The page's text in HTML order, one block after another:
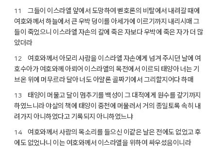
11 그들이 이스라엘 앞에서 도망하여 벧호론의 비탈에서 내려갈 때에
여호와께서 하늘에서 큰 우박 덩이를 아세가에 이르기까지 내리시매 그
들이 죽었으니 이스라엘 자손의 칼에 죽은 자보다 우박에 죽은 자가 더 많
았더라
12 여호와께서 아모리 사람을 이스라엘 자손에게 넘겨 주시던 날에 여
호수아가 여호와께 아뢰어 이스라엘의 목전에서 이르되 태양아 너는 기
브온 위에 머무르라 달아 너도 아얄론 골짜기에서 그리할지어다 하매
13 태양이 머물고 달이 멈추기를 백성이 그 대적에게 원수를 갚기까지
하였느니라 야살의 책에 태양이 중천에 머물러서 거의 종일토록 속히 내
려가지 아니하였다고 기록되지 아니하였느냐
14 여호와께서 사람의 목소리를 들으신 이같은 날은 전에도 없었고 후
에도 없었나니 이는 여호와께서 이스라엘을 위하여 싸우셨음이니라